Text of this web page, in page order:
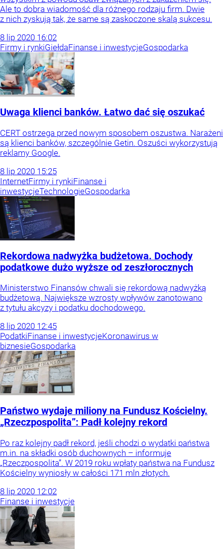
Ale to dobra wiadomość dla różnego rodzaju firm. Dwie
z nich zyskują tak, że same są zaskoczone skalą sukcesu.
8 lip 2020 16:02
Firmy i rynkiGiełdaFinanse i inwestycjeGospodarka
Uwaga klienci banków. Łatwo dać się oszukać
CERT ostrzega przed nowym sposobem oszustwa. Narażeni
są klienci banków, szczególnie Getin. Oszuści wykorzystują
reklamy Google.
8 lip 2020 15:25
InternetFirmy i rynkiFinanse i
inwestycjeTechnologieGospodarka
Rekordowa nadwyżka budżetowa. Dochody
podatkowe dużo wyższe od zeszłorocznych
Ministerstwo Finansów chwali się rekordową nadwyżką
budżetową. Największe wzrosty wpływów zanotowano
z tytułu akcyzy i podatku dochodowego.
8 lip 2020 12:45
PodatkiFinanse i inwestycjeKoronawirus w
biznesieGospodarka
Państwo wydaje miliony na Fundusz Kościelny.
„Rzeczpospolita”: Padł kolejny rekord
Po raz kolejny padł rekord, jeśli chodzi o wydatki państwa
m.in. na składki osób duchownych – informuje
„Rzeczpospolita”. W 2019 roku wpłaty państwa na Fundusz
Kościelny wyniosły w całości 171 mln złotych.
8 lip 2020 12:02
Finanse i inwestycje